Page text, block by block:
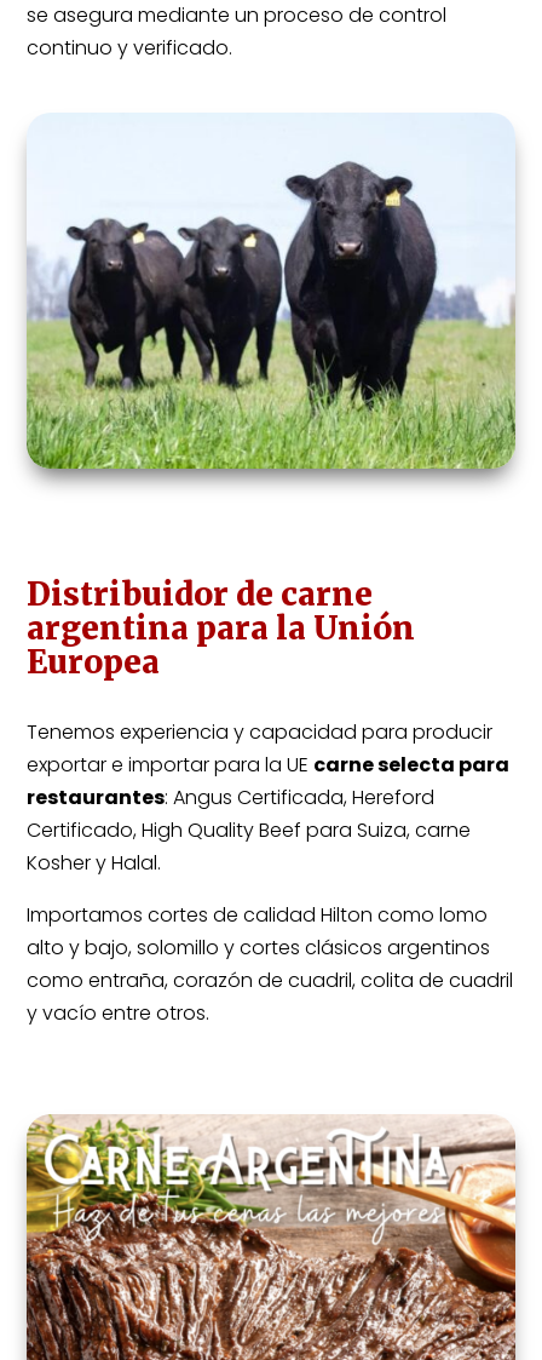
se asegura mediante un proceso de control
continuo y verificado.
Distribuidor de carne
argentina para la Unión
Europea
Tenemos experiencia y capacidad para producir
exportar e importar para la UE carne selecta para
restaurantes: Angus Certificada, Hereford
Certificado, High Quality Beef para Suiza, carne
Kosher y Halal.
Importamos cortes de calidad Hilton como lomo
alto y bajo, solomillo y cortes clásicos argentinos
como entraña, corazón de cuadril, colita de cuadril
y vacío entre otros.